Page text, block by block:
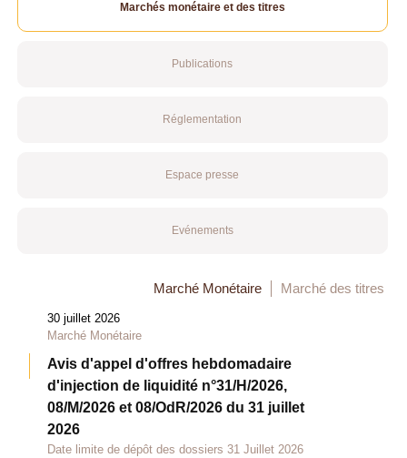
Marchés monétaire et des titres
Publications
Réglementation
Espace presse
Evénements
Marché Monétaire Marché des titres
30 juillet 2026
Marché Monétaire
Avis d'appel d'offres hebdomadaire
d'injection de liquidité n°31/H/2026,
08/M/2026 et 08/OdR/2026 du 31 juillet
2026
Date limite de dépôt des dossiers 31 Juillet 2026